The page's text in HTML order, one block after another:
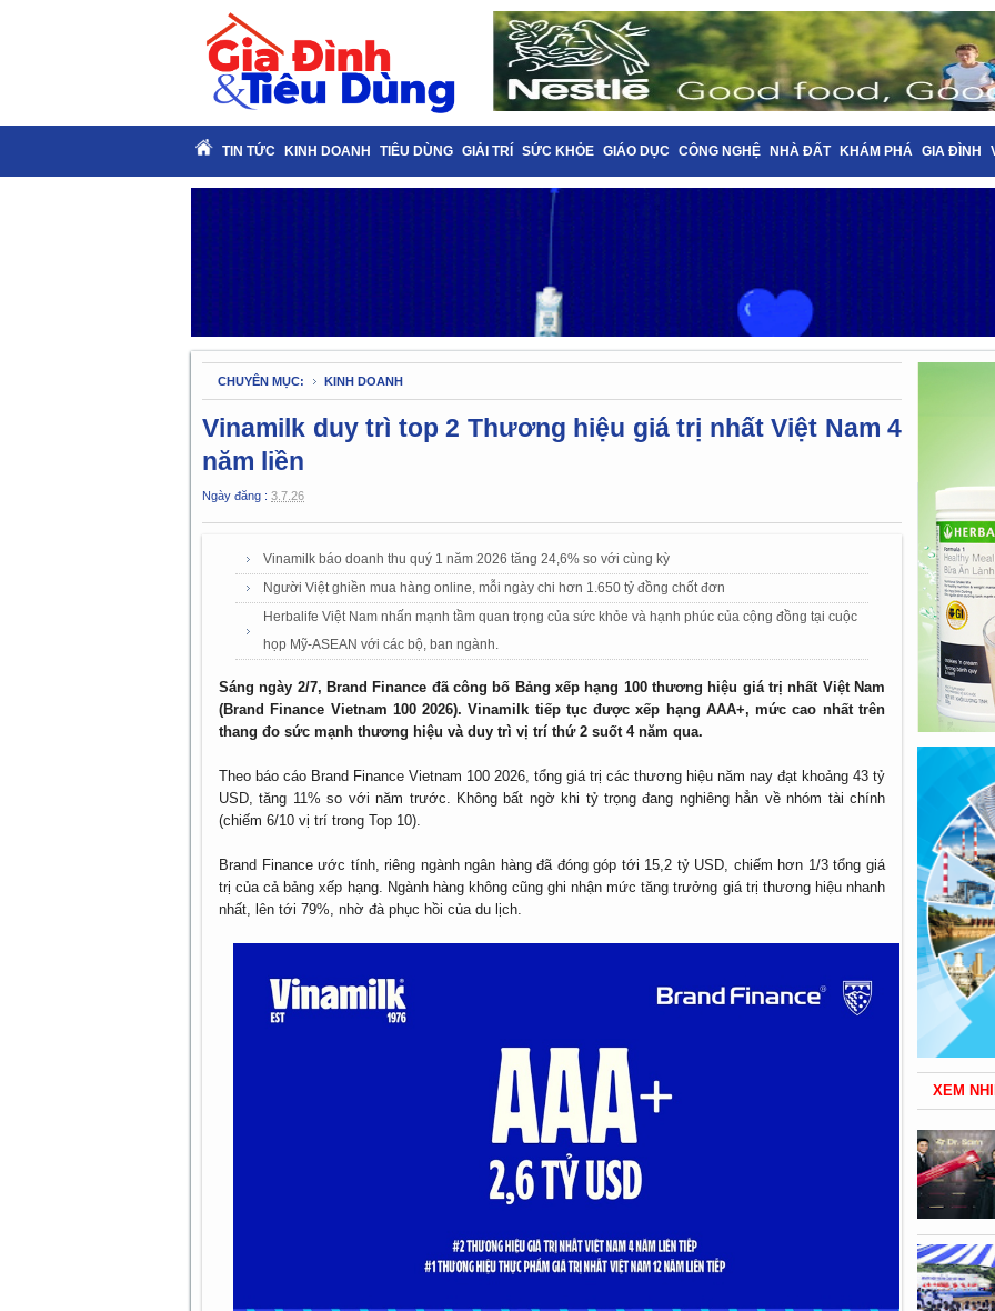
TIN TỨC KINH DOANH TIÊU DÙNG GIẢI TRÍ SỨC KHỎE GIÁO DỤC CÔNG NGHỆ NHÀ ĐẤT KHÁM PHÁ GIA ĐÌNH
CHUYÊN MỤC: KINH DOANH
Vinamilk duy trì top 2 Thương hiệu giá trị nhất Việt Nam 4
năm liền
Ngày đăng : 3.7.26
Vinamilk báo doanh thu quý 1 năm 2026 tăng 24,6% so với cùng kỳ
Người Việt ghiền mua hàng online, mỗi ngày chi hơn 1.650 tỷ đồng chốt đơn
Herbalife Việt Nam nhấn mạnh tầm quan trọng của sức khỏe và hạnh phúc của cộng đồng tại cuộc
họp Mỹ-ASEAN với các bộ, ban ngành.
Sáng ngày 2/7, Brand Finance đã công bố Bảng xếp hạng 100 thương hiệu giá trị nhất Việt Nam
(Brand Finance Vietnam 100 2026). Vinamilk tiếp tục được xếp hạng AAA+, mức cao nhất trên
thang đo sức mạnh thương hiệu và duy trì vị trí thứ 2 suốt 4 năm qua.
Theo báo cáo Brand Finance Vietnam 100 2026, tổng giá trị các thương hiệu năm nay đạt khoảng 43 tỷ
USD, tăng 11% so với năm trước. Không bất ngờ khi tỷ trọng đang nghiêng hẳn về nhóm tài chính
(chiếm 6/10 vị trí trong Top 10).
Brand Finance ước tính, riêng ngành ngân hàng đã đóng góp tới 15,2 tỷ USD, chiếm hơn 1/3 tổng giá
trị của cả bảng xếp hạng. Ngành hàng không cũng ghi nhận mức tăng trưởng giá trị thương hiệu nhanh
nhất, lên tới 79%, nhờ đà phục hồi của du lịch.
XEM